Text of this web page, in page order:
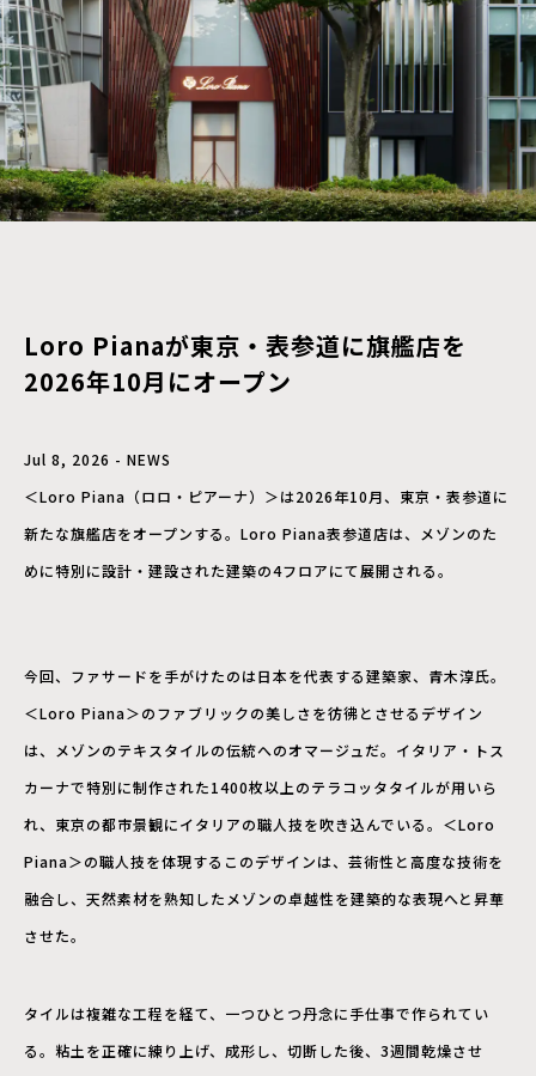
Loro Pianaが東京・表参道に旗艦店を
2026年10月にオープン
Jul 8, 2026 - NEWS
＜Loro Piana（ロロ・ピアーナ）＞は2026年10月、東京・表参道に
新たな旗艦店をオープンする。Loro Piana表参道店は、メゾンのた
めに特別に設計・建設された建築の4フロアにて展開される。
今回、ファサードを手がけたのは日本を代表する建築家、青木淳氏。
＜Loro Piana＞のファブリックの美しさを彷彿とさせるデザイン
は、メゾンのテキスタイルの伝統へのオマージュだ。イタリア・トス
カーナで特別に制作された1400枚以上のテラコッタタイルが用いら
れ、東京の都市景観にイタリアの職人技を吹き込んでいる。＜Loro
Piana＞の職人技を体現するこのデザインは、芸術性と高度な技術を
融合し、天然素材を熟知したメゾンの卓越性を建築的な表現へと昇華
させた。
タイルは複雑な工程を経て、一つひとつ丹念に手仕事で作られてい
る。粘土を正確に練り上げ、成形し、切断した後、3週間乾燥させ